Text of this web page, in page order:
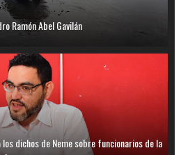
Ramón Abel Gavilán
dichos de Neme sobre funcionarios de la